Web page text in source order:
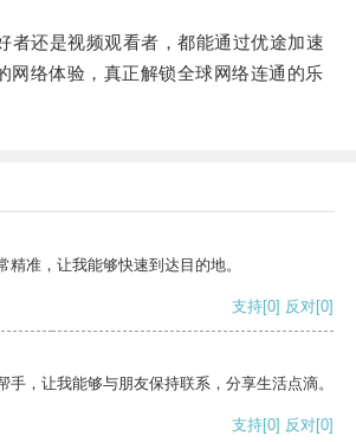
还是视频观看者，都能通过优途加速
网络体验，真正解锁全球网络连通的乐
精准，让我能够快速到达目的地。
支持[0] 反对[0]
手，让我能够与朋友保持联系，分享生活点滴。
支持[0] 反对[0]